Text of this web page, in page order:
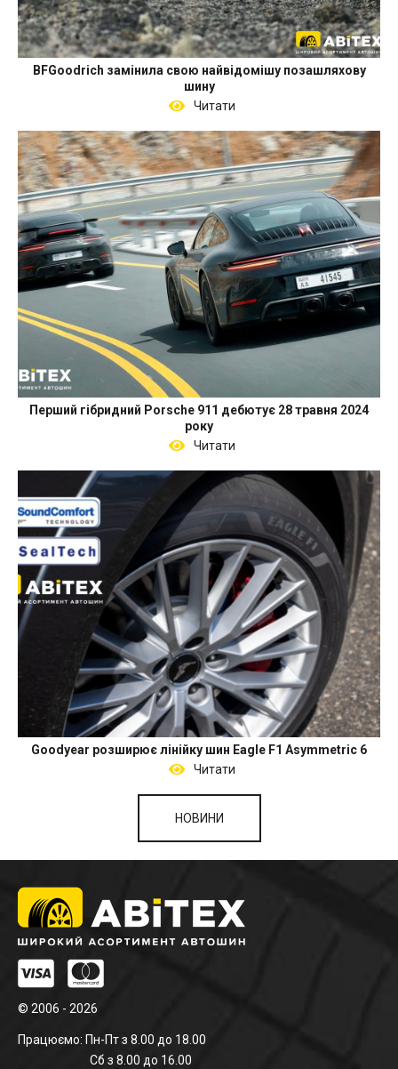
BFGoodrich замінила свою найвідомішу позашляхову
шину
Читати
Перший гібридний Porsche 911 дебютує 28 травня 2024
року
Читати
Goodyear розширює лінійку шин Eagle F1 Asymmetric 6
Читати
НОВИНИ
© 2006 - 2026
Працюємо: Пн-Пт з 8.00 до 18.00
Сб з 8.00 до 16.00